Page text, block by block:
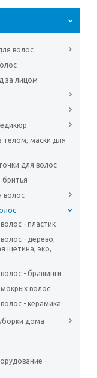
волос
за лицом
телом, маски для
для волос
бритья
волос
- пластик
- дерево,
щетина, эко,
- брашинги
мокрых волос
- керамика
дома
-